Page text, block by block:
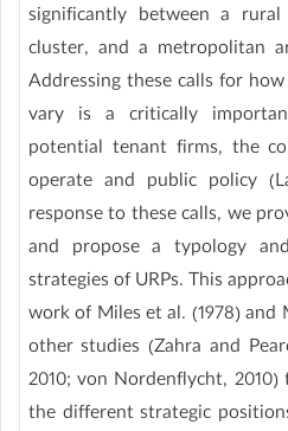
significantly between a
cluster, and a metropolitan
Addressing these calls for
vary is a critically
potential tenant firms, the
operate and public policy
response to these calls, we
and propose a typology
strategies of URPs. This
work of Miles et al. (1978) and
other studies (Zahra and
2010; von Nordenflycht,
the different strategic